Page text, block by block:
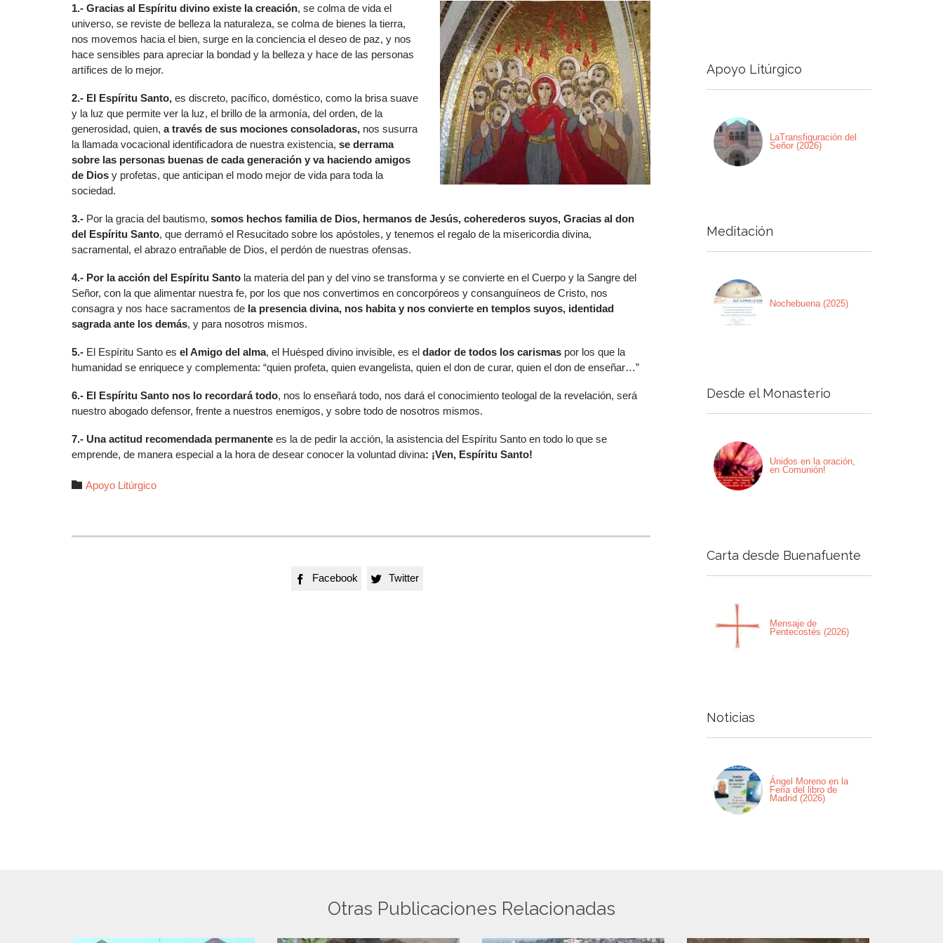
de
flecha
arriba/abajo
para
aumentar
o
disminuir
el
volumen.
1.- Gracias al Espíritu divino existe la creación, se colma de vida el
universo, se reviste de belleza la naturaleza, se colma de bienes la tierra,
nos movemos hacia el bien, surge en la conciencia el deseo de paz, y nos
hace sensibles para apreciar la bondad y la belleza y hace de las personas
artífices de lo mejor.
2.- El Espíritu Santo, es discreto, pacífico, doméstico, como la brisa suave
y la luz que permite ver la luz, el brillo de la armonía, del orden, de la
generosidad, quien, a través de sus mociones consoladoras, nos susurra
la llamada vocacional identificadora de nuestra existencia, se derrama
sobre las personas buenas de cada generación y va haciendo amigos
de Dios y profetas, que anticipan el modo mejor de vida para toda la
sociedad.
3.- Por la gracia del bautismo, somos hechos familia de Dios, hermanos de Jesús, coherederos suyos, Gracias al don
del Espíritu Santo, que derramó el Resucitado sobre los apóstoles, y tenemos el regalo de la misericordia divina,
sacramental, el abrazo entrañable de Dios, el perdón de nuestras ofensas.
4.- Por la acción del Espíritu Santo la materia del pan y del vino se transforma y se convierte en el Cuerpo y la Sangre del
Señor, con la que alimentar nuestra fe, por los que nos convertimos en concorpóreos y consanguíneos de Cristo, nos
consagra y nos hace sacramentos de la presencia divina, nos habita y nos convierte en templos suyos, identidad
sagrada ante los demás, y para nosotros mismos.
5.- El Espíritu Santo es el Amigo del alma, el Huésped divino invisible, es el dador de todos los carismas por los que la
humanidad se enriquece y complementa: “quien profeta, quien evangelista, quien el don de curar, quien el don de enseñar…”
6.- El Espíritu Santo nos lo recordará todo, nos lo enseñará todo, nos dará el conocimiento teologal de la revelación, será
nuestro abogado defensor, frente a nuestros enemigos, y sobre todo de nosotros mismos.
7.- Una actitud recomendada permanente es la de pedir la acción, la asistencia del Espíritu Santo en todo lo que se
emprende, de manera especial a la hora de desear conocer la voluntad divina: ¡Ven, Espíritu Santo!
 Autor
Apoyo Litúrgico
 Facebook  Twitter
Apoyo Litúrgico
LaTransfiguración del
Señor (2026)
Meditación
Nochebuena (2025)
Desde el Monasterio
Unidos en la oración,
en Comunión!
Carta desde Buenafuente
Mensaje de
Pentecostés (2026)
Noticias
Ángel Moreno en la
Feria del libro de
Madrid (2026)
Otras Publicaciones Relacionadas